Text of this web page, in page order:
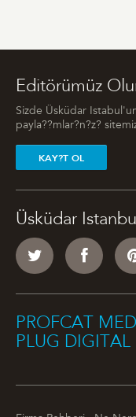
Editörümüz
Sizde Üsküdar
payla??mlar?n?z?
KAY?T OL
Üsküdar
PROFCAT
PLUG DIGITAL